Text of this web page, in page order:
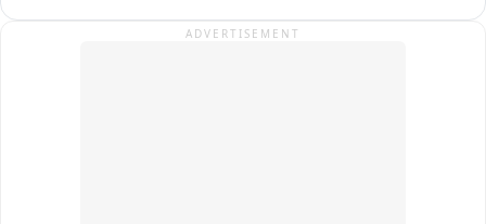
ADVERTISEMENT